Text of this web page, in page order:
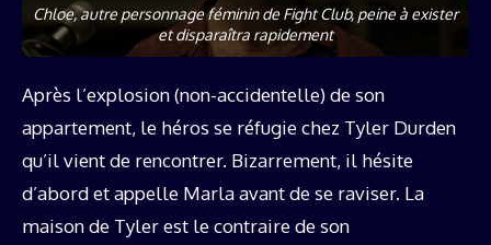
Chloe, autre personnage féminin de Fight Club, peine à exister
et disparaîtra rapidement
Après l’explosion (non-accidentelle) de son
appartement, le héros se réfugie chez Tyler Durden
qu’il vient de rencontrer. Bizarrement, il hésite
d’abord et appelle Marla avant de se raviser. La
maison de Tyler est le contraire de son